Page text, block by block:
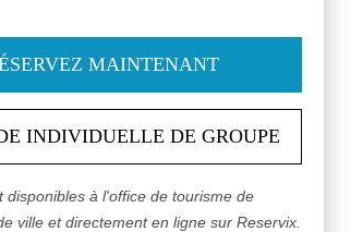
MAINTENANT
INDIVIDUELLE DE GROUPE
disponibles à l'office de tourisme de
ville et directement en ligne sur Reservix.